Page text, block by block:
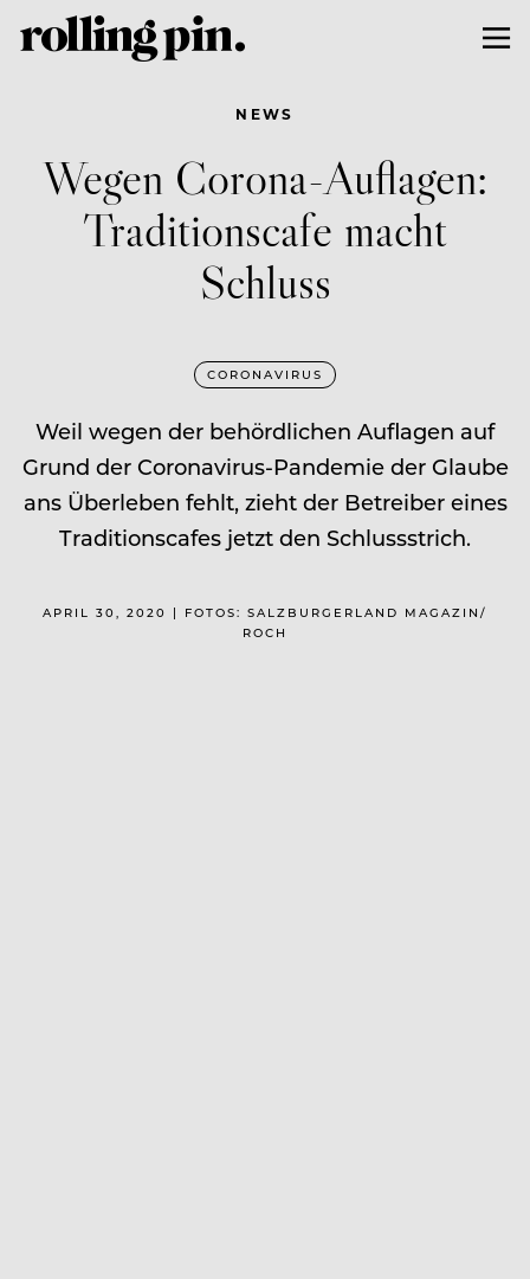
NEWS
Wegen Corona-Auflagen:
Traditionscafe macht
Schluss
CORONAVIRUS
Weil wegen der behördlichen Auflagen auf
Grund der Coronavirus-Pandemie der Glaube
ans Überleben fehlt, zieht der Betreiber eines
Traditionscafes jetzt den Schlussstrich.
APRIL 30, 2020 | FOTOS: SALZBURGERLAND MAGAZIN/
ROCH